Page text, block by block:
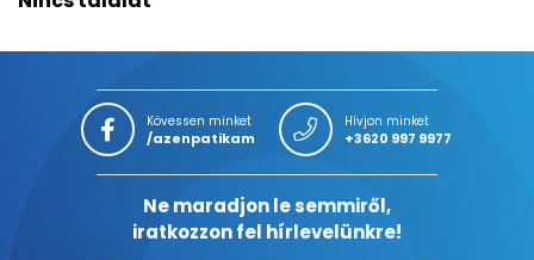
Kövessen minket
/azenpatikam
Hívjon minket
+3620 997 9977
Ne maradjon le semmiről,
iratkozzon fel hírlevelünkre!